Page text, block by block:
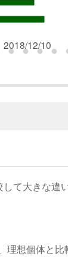
2018/12/10
て大きな違
想個体と比